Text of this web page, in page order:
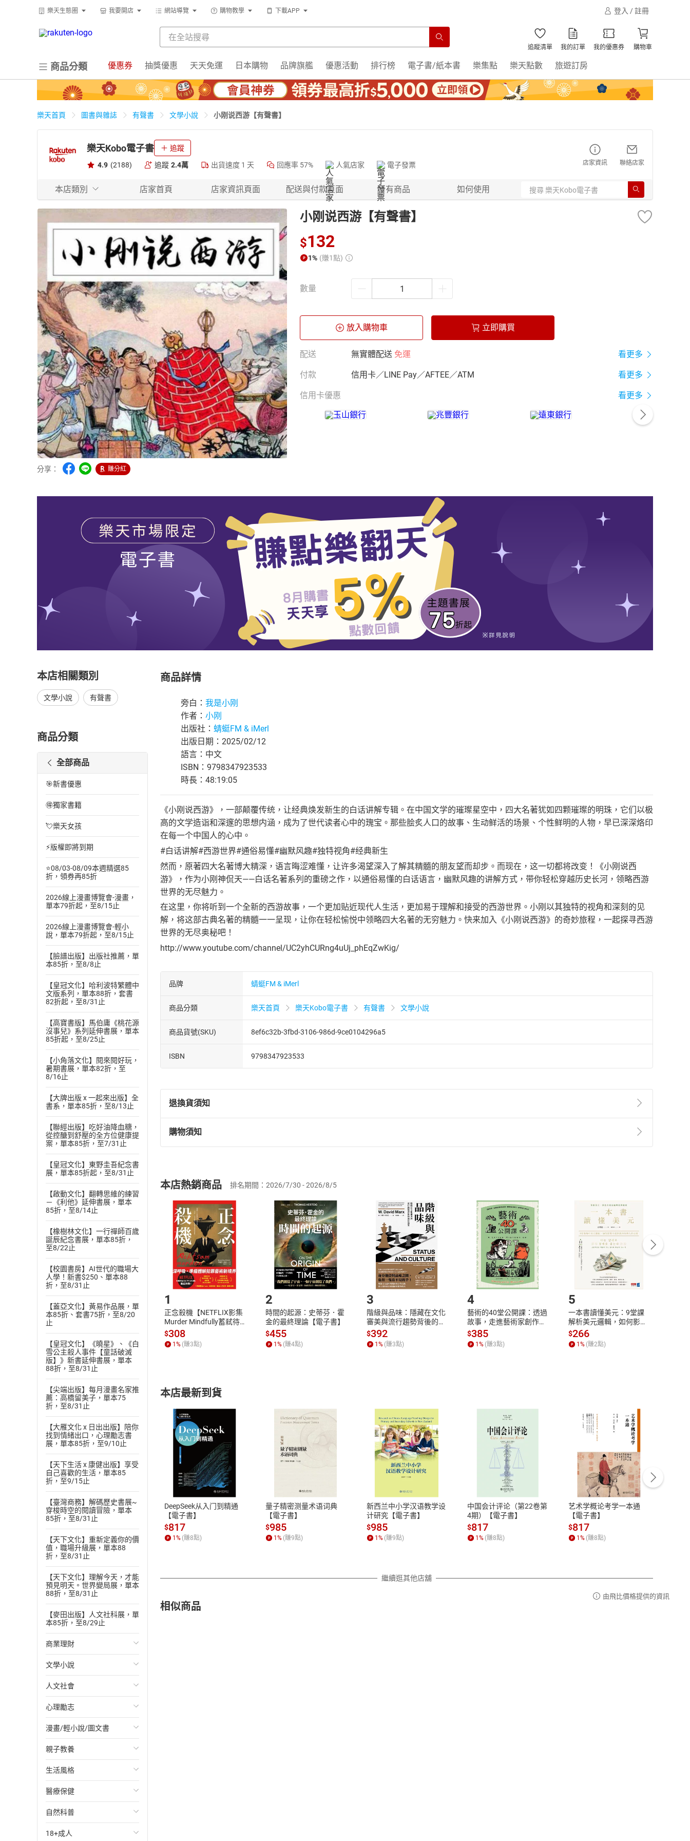
樂天生態圈 我要開店 網站導覽 購物教學 下載APP 登入 / 註冊
追蹤清單 我的訂單 我的優惠券 購物車
商品分類 優惠券 抽獎優惠 天天免運 日本購物 品牌旗艦 優惠活動 排行榜 電子書/紙本書 樂集點 樂天點數 旅遊訂房
樂天首頁 圖書與雜誌 有聲書 文學小說 小刚说西游【有聲書】
樂天Kobo電子書 追蹤
4.9 (2188) 追蹤 2.4萬 出貨速度 1 天 回應率 57% 人氣店家 電子發票 店家資訊 聯絡店家
本店類別 店家首頁 店家資訊頁面 配送與付款頁面 所有商品 如何使用
分享： 賺分紅
小刚说西游【有聲書】
$132
1% (賺1點)
數量
放入購物車 立即購買
配送 無實體配送 免運 看更多
付款 信用卡／LINE Pay／AFTEE／ATM 看更多
信用卡優惠 看更多
本店相關類別
文學小說 有聲書
商品分類
全部商品
🎯新書優惠
🉐獨家書籍
💘樂天女孩
⚡版權即將到期
⭐08/03-08/09本週精選85
折，領券再85折
2026線上漫畫博覽會-漫畫，
單本79折起，至8/15止
2026線上漫畫博覽會-輕小
說，單本79折起，至8/15止
【臉譜出版】出版社推薦，單
本85折，至8/8止
【皇冠文化】哈利波特繁體中
文版系列，單本88折，套書
82折起，至8/31止
【高寶書版】馬伯庸《桃花源
沒事兒》系列延伸書展，單本
85折起，至8/25止
【小角落文化】閱來閱好玩，
暑期書展，單本82折，至
8/16止
【大牌出版 x 一起來出版】全
書系，單本85折，至8/13止
【聯經出版】吃好油降血糖，
從控醣到舒壓的全方位健康提
案，單本85折，至7/31止
【皇冠文化】東野圭吾紀念書
展，單本85折起，至8/31止
【啟動文化】翻轉思維的練習
－《利他》延伸書展，單本
85折，至8/14止
【橡樹林文化】一行禪師百歲
誕辰紀念書展，單本85折，
至8/22止
【校園書房】AI世代的職場大
人學！新書$250、單本88
折，至8/31止
【蓋亞文化】黃易作品展，單
本85折、套書75折，至8/20
止
【皇冠文化】《曉星》、《白
雪公主殺人事件【童話破滅
版】》新書延伸書展，單本
88折，至8/31止
【尖端出版】每月漫畫名家推
薦：高橋留美子，單本75
折，至8/31止
【大雁文化 x 日出出版】陪你
找到情緒出口，心理勵志書
展，單本85折，至9/10止
【天下生活 x 康健出版】享受
自己喜歡的生活，單本85
折，至9/15止
【臺灣商務】解碼歷史書展~
穿梭時空的閱讀冒險，單本
85折，至8/31止
【天下文化】重新定義你的價
值，職場升級展，單本88
折，至8/31止
【天下文化】理解今天，才能
預見明天。世界變局展，單本
88折，至8/31止
【麥田出版】人文社科展，單
本85折，至8/29止
商業理財
投資理財
經濟/趨勢
財務/金融
管理/領導
職場工作術
成功法
行銷/廣告
傳記
商務/商學
文學小說
歐美文學
日本文學
韓國文學
華文文學
經典文學
成長/家庭生活小說
懸疑/推理小說
科幻/奇幻小說
人文社會
國際關係
政治
社會科學
台灣/中國歷史
日/韓歷史
其他歷史/史學
法律
心理勵志
心靈成長/情緒
人際關係
兩性關係
心理學
漫畫/輕小說/圖文書
輕小說
奇幻/科幻
愛情故事
職場/社會寫實
懸疑/推理
親子教養
教育現場
兒童文學/故事
兒童科普/學習
育兒百科
生活風格
飲食/食譜
健身/美顏
運動/遊戲
醫療保健
健康/養生
常見疾病
自然科普
生物科學
18+成人
商品詳情
旁白： 我是小刚
作者： 小刚
出版社： 蜻蜓FM & iMerl
出版日期：2025/02/12
語言：中文
ISBN：9798347923533
時長：48:19:05
《小刚说西游》，一部颠覆传统，让经典焕发新生的白话讲解专辑。在中国文学的璀璨星空中，四大名著犹如四颗璀璨的明珠，它们以极
高的文学造诣和深邃的思想内涵，成为了世代读者心中的瑰宝。那些脍炙人口的故事、生动鲜活的场景、个性鲜明的人物，早已深深烙印
在每一个中国人的心中。
#白话讲解#西游世界#通俗易懂#幽默风趣#独特视角#经典新生
然而，原著四大名著博大精深，语言晦涩难懂，让许多渴望深入了解其精髓的朋友望而却步。而现在，这一切都将改变！《小刚说西
游》，作为小刚神侃天——白话名著系列的重磅之作，以通俗易懂的白话语言，幽默风趣的讲解方式，带你轻松穿越历史长河，领略西游
世界的无尽魅力。
在这里，你将听到一个全新的西游故事，一个更加贴近现代人生活，更加易于理解和接受的西游世界。小刚以其独特的视角和深刻的见
解，将这部古典名著的精髓一一呈现，让你在轻松愉悦中领略四大名著的无穷魅力。快来加入《小刚说西游》的奇妙旅程，一起探寻西游
世界的无尽奥秘吧！
http://www.youtube.com/channel/UC2yhCURng4uUj_phEqZwKig/
品牌 蜻蜓FM & iMerl
商品分類 樂天首頁 樂天Kobo電子書 有聲書 文學小說
商品貨號(SKU) 8ef6c32b-3fbd-3106-986d-9ce0104296a5
ISBN 9798347923533
退換貨須知
退換貨規定：
(一)依消費者保護法第19條第1項後段暨通訊交易解除權合理例外情事適用準則第2條第5款之規定，「非以有形媒介提供之數位
(二)消費者訂購本店鋪之商品即代表知悉本店鋪所銷售之商品為電子書，屬非以有形媒介提供之數位內容，消費者同意若訂購後
且已下載/存取電子書，不得請求退貨退款。
退貨方式：您欲取消訂單或辦理退貨時，請登入樂天市場，並於「我的訂單」中點選「瀏覽訂單明細」
「申請取消訂單/ 退
貨」，本店鋪將依您的申請進行審核，待審核通過後將為您辦理退款事宜。
請注意，樂天市場須以整筆訂單為單位進行取消/退貨，恕無法以單支商品取消/退貨。
購物須知
挑選商品
Choose
放入購物車
Shopping cart
登入帳號
Login
付款方式
Payment
完成訂單
Complete
購書後，如何開始使用？
Step1.選擇閱讀載具 Step2.登入帳號，下載書籍後看書
付款方式
ATM轉帳、信用卡、LINE PAY、AFTEE
退換貨規範
之權利，遽消費者保護法及通訊交易解
除權合理例外情事適用準則，依商品性
質各有不同規定。詳細退換貨說明請參
照各商品說明。
客服資訊
服務時間：週一到週五 10:00-12:00、
13:00-17:00 (國定假日及例假日休息)
客服電話：0080-1857077
本店熱銷商品 排名期間：2026/7/30 - 2026/8/5
1
正念殺機【NETFLIX影集
Murder Mindfully蓄弒待
發】【電子書】
$308
1 % (賺3點)
2
時間的起源：史蒂芬．霍
金的最終理論【電子書】
$455
1 % (賺4點)
3
階級與品味：隱藏在文化
審美與流行趨勢背後的地
位渴望【電子書】
$392
1 % (賺3點)
4
藝術的40堂公開課：透過
故事，走進藝術家創作現
場，看藝術如何誕生、如
何形塑人類生活【電子
書】
$385
1% (賺3點)
5
一本書讀懂美元：9堂課
解析美元邏輯，如何影響
全球經濟和每個人的投資
【電子書】
$266
1% (賺2點)
本店最新到貨
DeepSeek从入门到精通
【電子書】
$817
1 % (賺8點)
量子精密测量术语词典
【電子書】
$985
1 % (賺9點)
新西兰中小学汉语教学设
计研究【電子書】
$985
1 % (賺9點)
中国会计评论（第22卷第
4期）【電子書】
$817
1% (賺8點)
艺术学概论考学一本通
【電子書】
$817
1% (賺8點)
繼續逛其他店舖
相似商品
由飛比價格提供的資訊